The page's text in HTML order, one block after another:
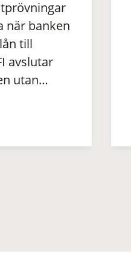
när banken
till
avslutar
utan…